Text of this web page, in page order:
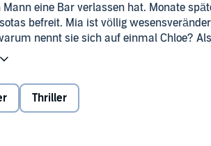
eine Bar verlassen hat. Monate
befreit. Mia ist völlig
nennt sie sich auf einmal Chloe?
Abgründe in Mias Familie – und der
in der Verlagsgruppe Penguin
Thriller